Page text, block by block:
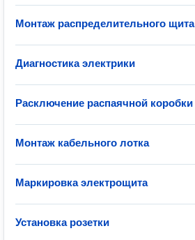
Монтаж распределительного щита
Диагностика электрики
Расключение распаячной коробки
Монтаж кабельного лотка
Маркировка электрощита
Установка розетки